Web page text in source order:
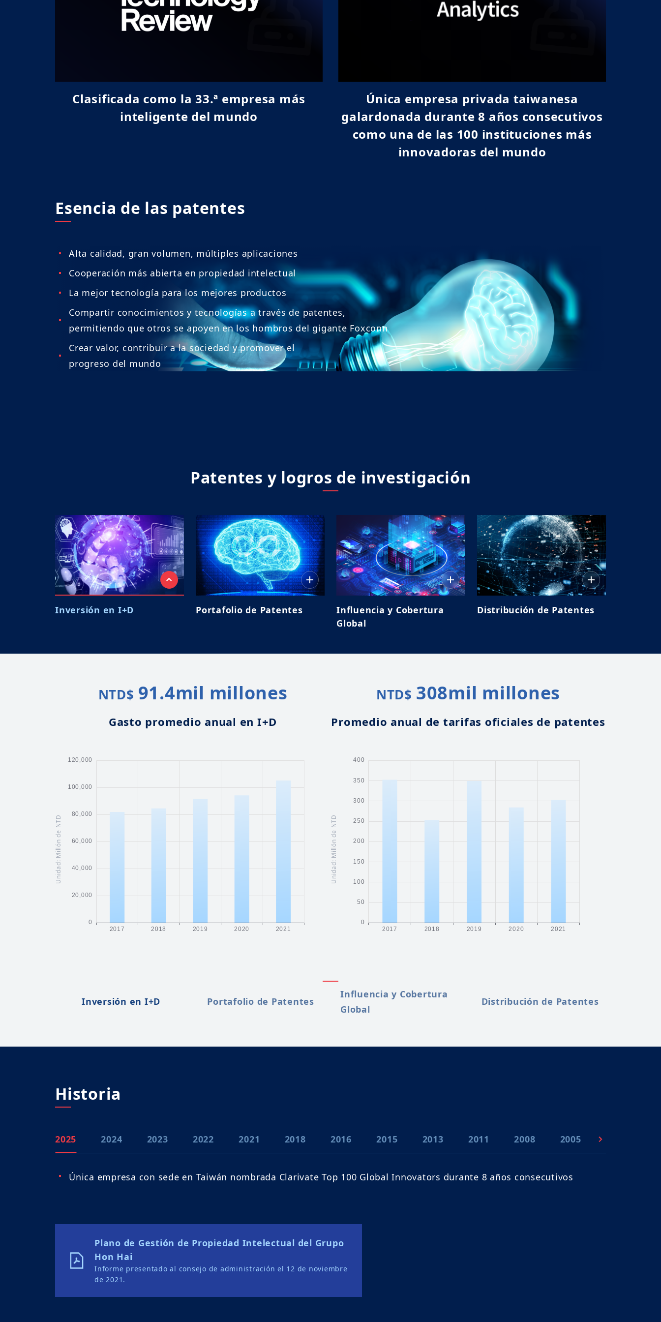
de las partes interesadas
Clasificada como la 33.ª empresa más
inteligente del mundo
Única empresa privada taiwanesa
galardonada durante 8 años consecutivos
como una de las 100 instituciones más
innovadoras del mundo
Esencia de las patentes
Alta calidad, gran volumen, múltiples aplicaciones
Cooperación más abierta en propiedad intelectual
La mejor tecnología para los mejores productos
Compartir conocimientos y tecnologías a través de patentes,
permitiendo que otros se apoyen en los hombros del gigante Foxconn
Crear valor, contribuir a la sociedad y promover el
progreso del mundo
Patentes y logros de investigación
Inversión en I+D Portafolio de Patentes
Influencia y Cobertura
Global
Distribución de Patentes
NTD$ 91.4mil millones
Gasto promedio anual en I+D
Unidad: Millón de NTD
NTD$ 308mil millones
Promedio anual de tarifas oficiales de patentes
Unidad: Millón de NTD
Inversión en I+D Portafolio de Patentes
Influencia y Cobertura
Global
Distribución de Patentes
Historia
2025 2024 2023 2022 2021 2018 2016 2015 2013 2011 2008 2005
Única empresa con sede en Taiwán nombrada Clarivate Top 100 Global Innovators durante 8 años consecutivos
Plano de Gestión de Propiedad Intelectual del Grupo
Hon Hai
Informe presentado al consejo de administración el 12 de noviembre
de 2021.